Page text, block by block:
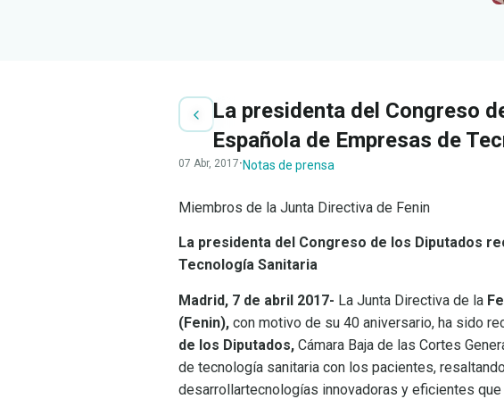
La presidenta del Congreso
Española de Empresas de
07 Abr, 2017· Notas de prensa
Miembros de la Junta Directiva de Fenin
La presidenta del Congreso de los Diputados
Tecnología Sanitaria
Madrid, 7 de abril 2017- La Junta Directiva de la
(Fenin), con motivo de su 40 aniversario, ha sido
de los Diputados, Cámara Baja de las Cortes
de tecnología sanitaria con los pacientes,
desarrollartecnologías innovadoras y eficientes